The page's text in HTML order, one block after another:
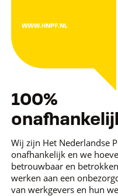
100%
Wij zijn Het Nederlandse
onafhankelijk en we
betrouwbaar en
werken aan een
van werkgevers en hun